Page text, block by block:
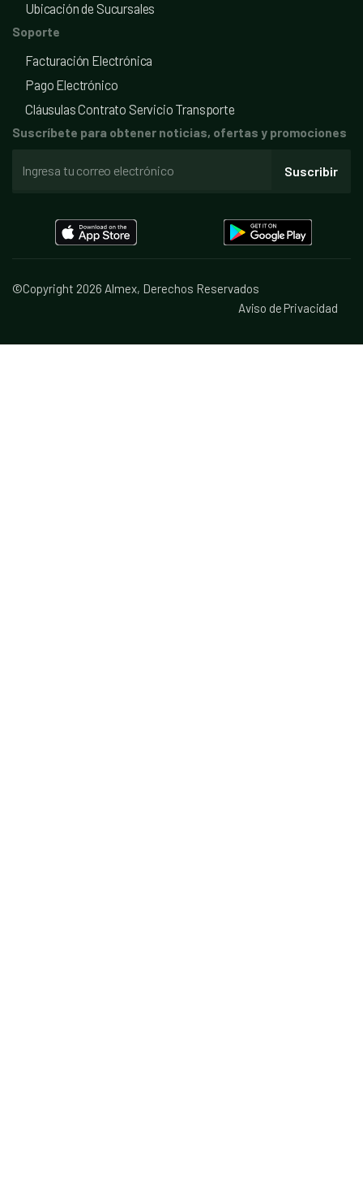
Ubicación de Sucursales
Soporte
Facturación Electrónica
Pago Electrónico
Cláusulas Contrato Servicio Transporte
Suscríbete para obtener noticias, ofertas y promociones
©Copyright 2026 Almex, Derechos Reservados
Aviso de Privacidad